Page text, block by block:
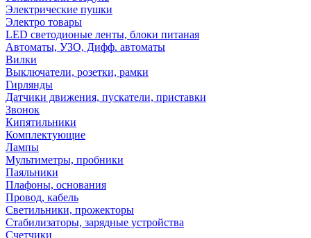
Электрические пушки
Электро товары
LED светодионые ленты, блоки питаная
Автоматы, УЗО, Дифф. автоматы
Вилки
Выключатели, розетки, рамки
Гирлянды
Датчики движения, пускатели, приставки
Звонок
Кипятильники
Комплектующие
Лампы
Мультиметры, пробники
Паяльники
Плафоны, основания
Провод, кабель
Светильники, прожекторы
Стабилизаторы, зарядные устройства
Счетчики